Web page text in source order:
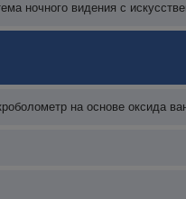
ночного видения с
на основе оксида